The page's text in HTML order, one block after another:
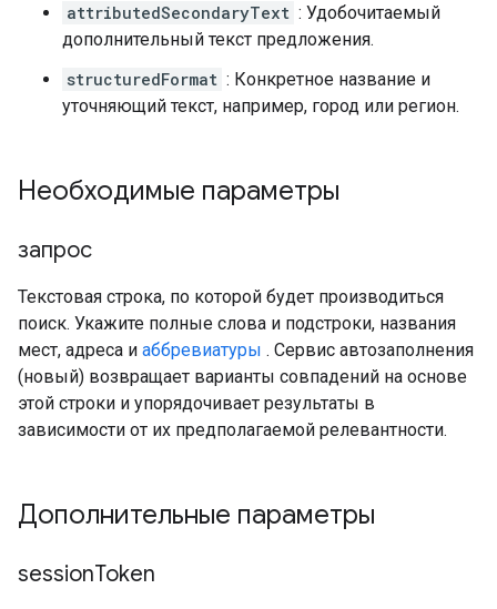
attributedSecondaryText : Удобочитаемый
дополнительный текст предложения.
structuredFormat : Конкретное название и
уточняющий текст, например, город или регион.
Необходимые параметры
запрос
Текстовая строка, по которой будет производиться
поиск. Укажите полные слова и подстроки, названия
мест, адреса и аббревиатуры . Сервис автозаполнения
(новый) возвращает варианты совпадений на основе
этой строки и упорядочивает результаты в
зависимости от их предполагаемой релевантности.
Дополнительные параметры
sessionToken